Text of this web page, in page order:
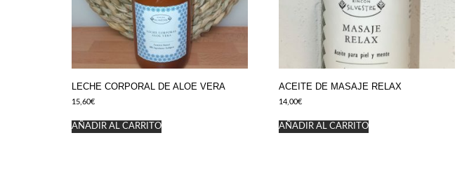
LECHE CORPORAL DE ALOE VERA
15,60€
AÑADIR AL CARRITO
ACEITE DE MASAJE RELAX
14,00€
AÑADIR AL CARRITO